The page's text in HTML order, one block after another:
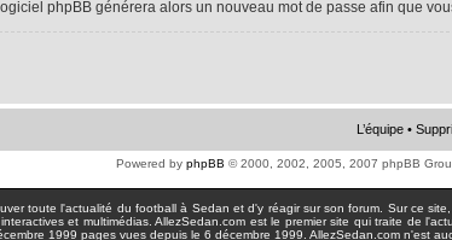
phpBB générera alors un nouveau mot de passe afin que
L’équipe •
Powered by phpBB © 2000, 2002, 2005, 2007 phpBB
toute l'actualité du football à Sedan et d'y réagir sur son forum. Sur ce
et multimédias. AllezSedan.com est le premier site qui traite de
pages vues depuis le 6 décembre 1999. AllezSedan.com n'est